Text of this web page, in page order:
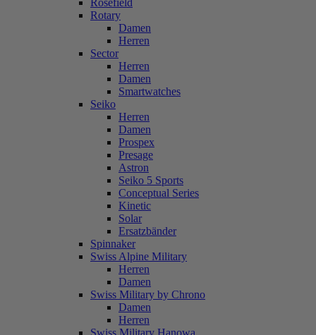
Rosefield
Rotary
Damen
Herren
Sector
Herren
Damen
Smartwatches
Seiko
Herren
Damen
Prospex
Presage
Astron
Seiko 5 Sports
Conceptual Series
Kinetic
Solar
Ersatzbänder
Spinnaker
Swiss Alpine Military
Herren
Damen
Swiss Military by Chrono
Damen
Herren
Swiss Military Hanowa